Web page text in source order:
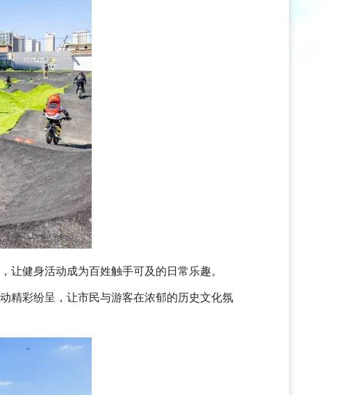
让健身活动成为百姓触手可及的日常乐趣。
精彩纷呈，让市民与游客在浓郁的历史文化氛